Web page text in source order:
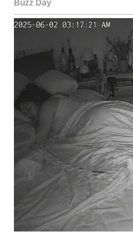
Pred vama su
ŠKORPIJA
Osjećaji koje ste
Pred vama je trenutak
Ljubavna poruka
Ne bojte se pokazati